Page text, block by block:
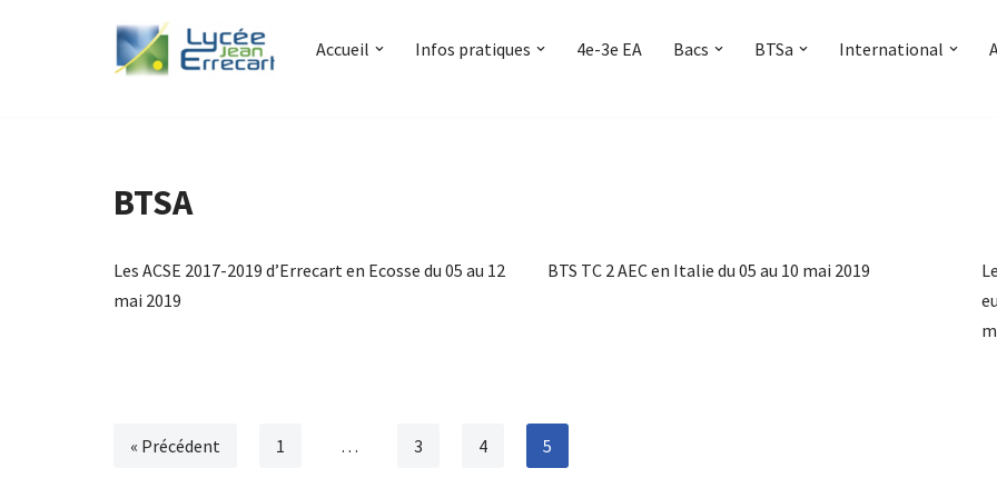
Accueil Infos pratiques 4e-3e EA Bacs BTSa International
BTSA
Les ACSE 2017-2019 d’Errecart en Ecosse du 05 au 12
mai 2019
BTS TC 2 AEC en Italie du 05 au 10 mai 2019
« Précédent 1 … 3 4 5